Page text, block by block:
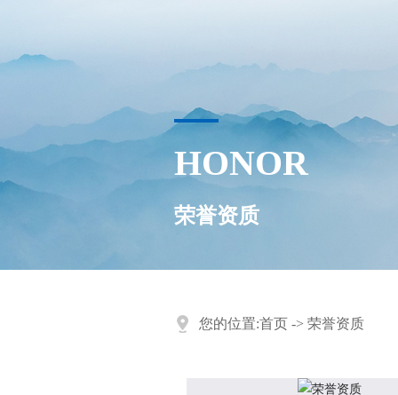
HONOR
荣誉资质
您的位置:首页 -> 荣誉资质